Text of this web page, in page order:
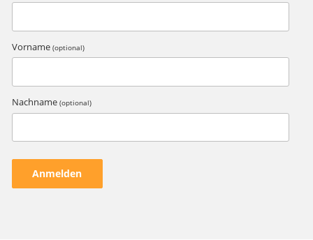
Vorname (optional)
Nachname (optional)